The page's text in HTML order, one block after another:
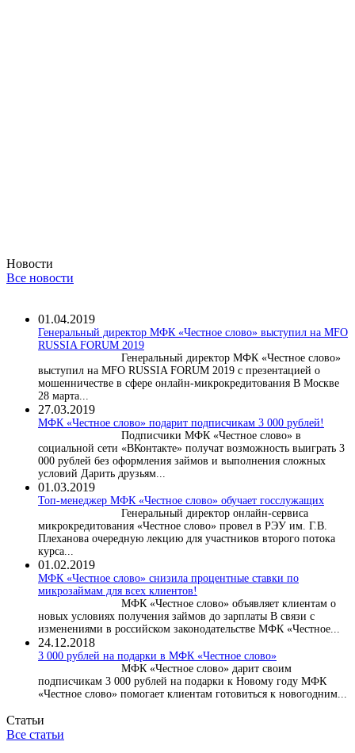
Новости
Все новости
01.04.2019
Генеральный директор МФК «Честное слово» выступил на MFO
RUSSIA FORUM 2019
Генеральный директор МФК «Честное слово»
выступил на MFO RUSSIA FORUM 2019 с презентацией о
мошенничестве в сфере онлайн-микрокредитования В Москве
28 марта...
27.03.2019
МФК «Честное слово» подарит подписчикам 3 000 рублей!
Подписчики МФК «Честное слово» в
социальной сети «ВКонтакте» получат возможность выиграть 3
000 рублей без оформления займов и выполнения сложных
условий Дарить друзьям...
01.03.2019
Топ-менеджер МФК «Честное слово» обучает госслужащих
Генеральный директор онлайн-сервиса
микрокредитования «Честное слово» провел в РЭУ им. Г.В.
Плеханова очередную лекцию для участников второго потока
курса...
01.02.2019
МФК «Честное слово» снизила процентные ставки по
микрозаймам для всех клиентов!
МФК «Честное слово» объявляет клиентам о
новых условиях получения займов до зарплаты В связи с
изменениями в российском законодательстве МФК «Честное...
24.12.2018
3 000 рублей на подарки в МФК «Честное слово»
МФК «Честное слово» дарит своим
подписчикам 3 000 рублей на подарки к Новому году МФК
«Честное слово» помогает клиентам готовиться к новогодним...
Статьи
Все статьи